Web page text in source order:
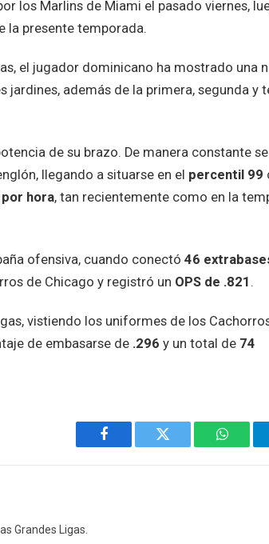
los Marlins de Miami el pasado viernes,
la presente temporada.
el jugador dominicano ha mostrado una
además de la primera, segunda y
de su brazo. De manera constante
llegando a situarse en el percentil 99
hora, tan recientemente como en la
ofensiva, cuando conectó 46
de Chicago y registró un OPS de .821 .
vistiendo los uniformes de los
de embasarse de .296 y un total de 74
Facebook Twitter
Grandes Ligas.